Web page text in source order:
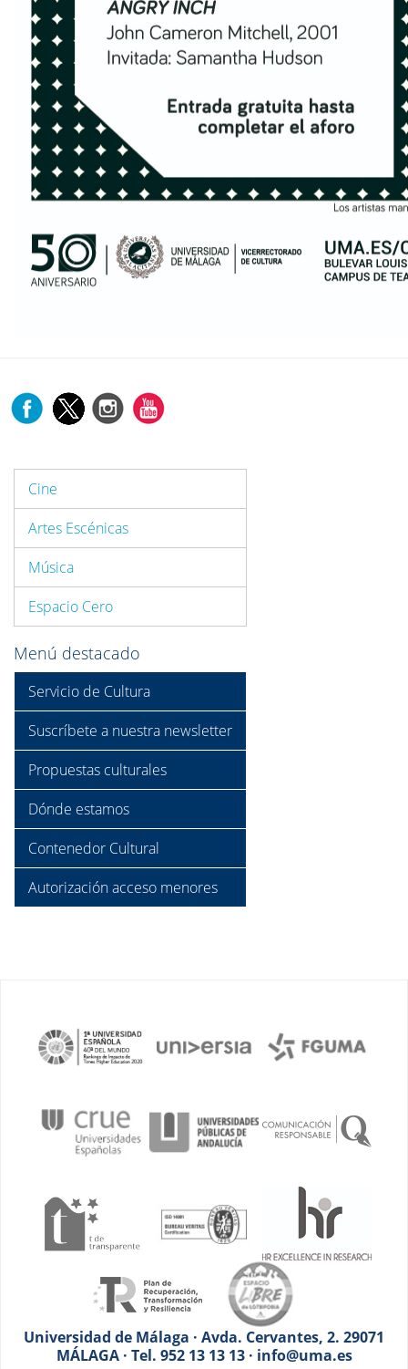
Cine
Artes Escénicas
Música
Espacio Cero
Menú destacado
Servicio de Cultura
Suscríbete a nuestra newsletter
Propuestas culturales
Dónde estamos
Contenedor Cultural
Autorización acceso menores
Universidad de Málaga · Avda. Cervantes, 2. 29071
MÁLAGA · Tel. 952 13 13 13 · info@uma.es